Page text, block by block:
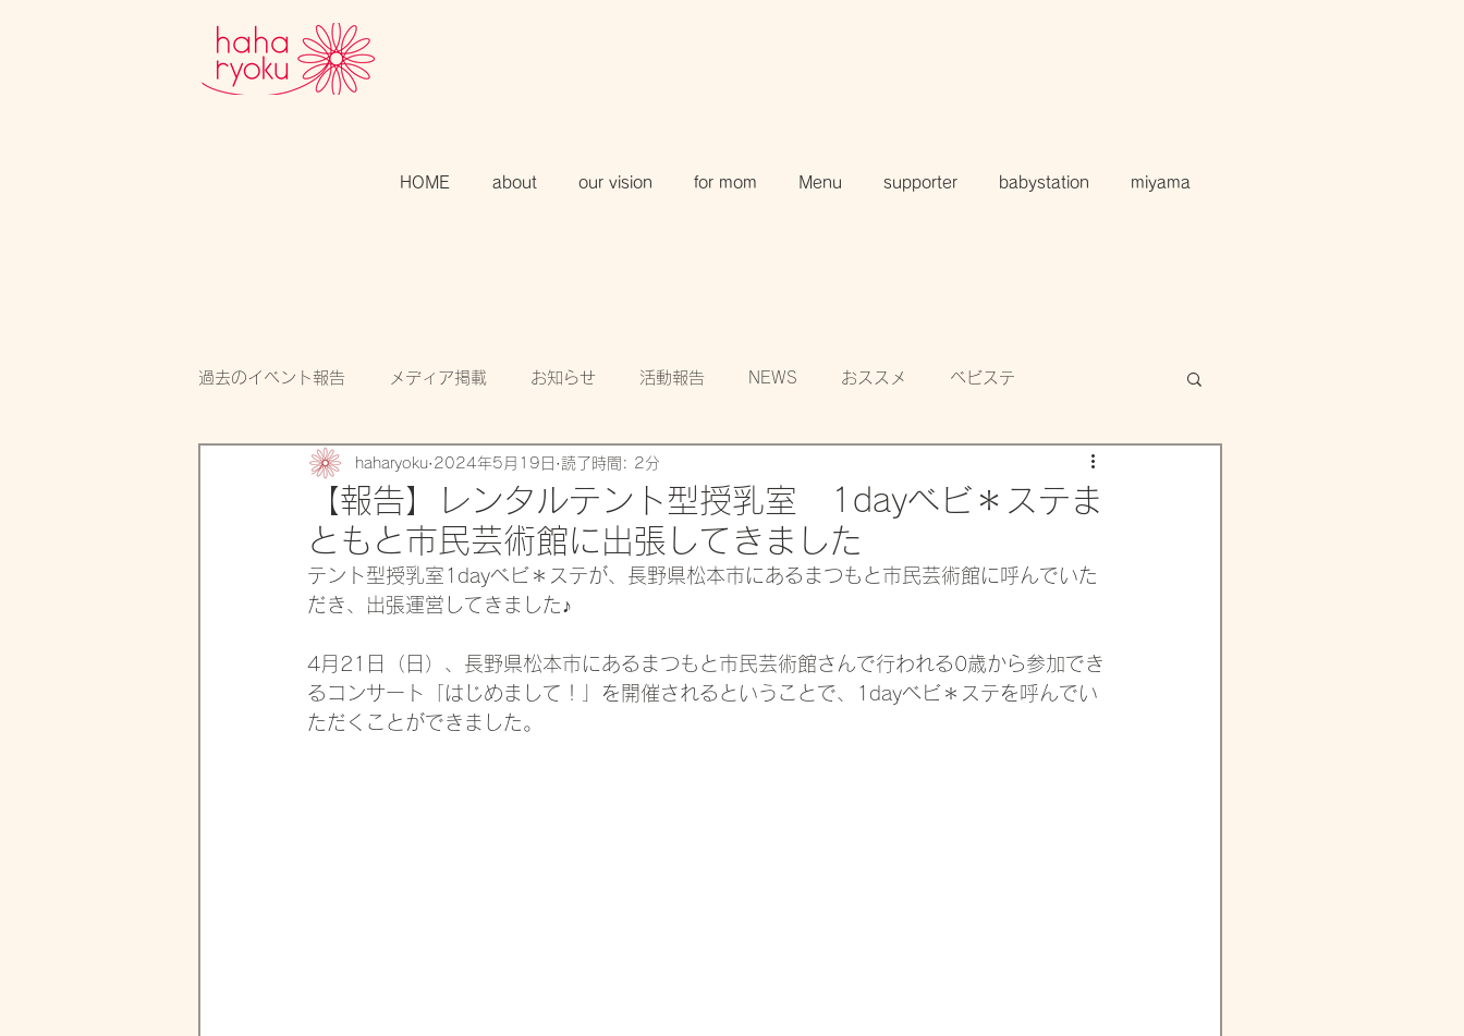
HOME about our vision for mom Menu supporter babystation miyama
過去のイベント報告 メディア掲載 お知らせ 活動報告 NEWS おススメ ベビステ
スタッフのつぶやき 開催告知 賛助会員
【報告】レンタルテント型授乳室 1dayべビ＊ステま
ともと市民芸術館に出張してきました
haharyoku 2024年5月19日 読了時間: 2分
テント型授乳室1dayべビ＊ステが、長野県松本市にあるまつもと市民芸術館に呼んでいた
だき、出張運営してきました♪
4月21日（日）、長野県松本市にあるまつもと市民芸術館さんで行われる0歳から参加でき
るコンサート「はじめまして！」を開催されるということで、1dayべビ＊ステを呼んでい
ただくことができました。